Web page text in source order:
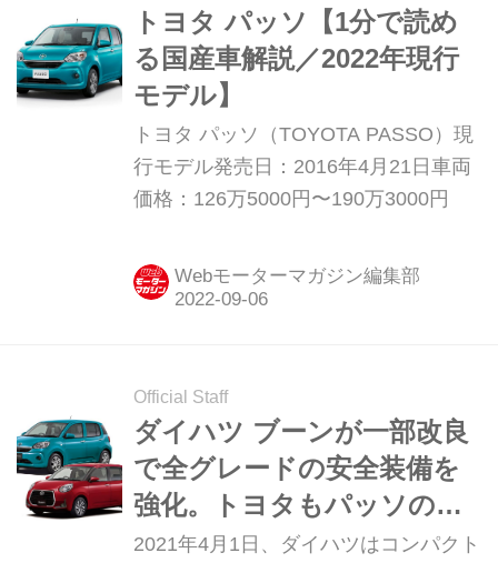
トヨタ パッソ【1分で読め
る国産車解説／2022年現行
モデル】
トヨタ パッソ（TOYOTA PASSO）現
行モデル発売日：2016年4月21日車両
価格：126万5000円〜190万3000円
Webモーターマガジン編集部
Official Staff
ダイハツ ブーンが一部改良
で全グレードの安全装備を
強化。トヨタもパッソの改
良を同日に発表
2021年4月1日、ダイハツはコンパクト